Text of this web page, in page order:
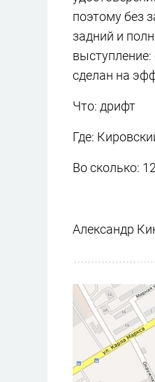
поэтому без
задний и
сделан на
Что: дрифт
Где:
Во сколько:
Александр